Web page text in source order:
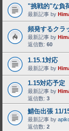
"挑戦的"な負
最新記事 by
頻発するクラ
最新記事 by
返信数: 60
1.15.1対応
最新記事 by
1.15対応予定
最新記事 by
返信数: 3
鯖缶出張 11/
最新記事 by
返信数: 2